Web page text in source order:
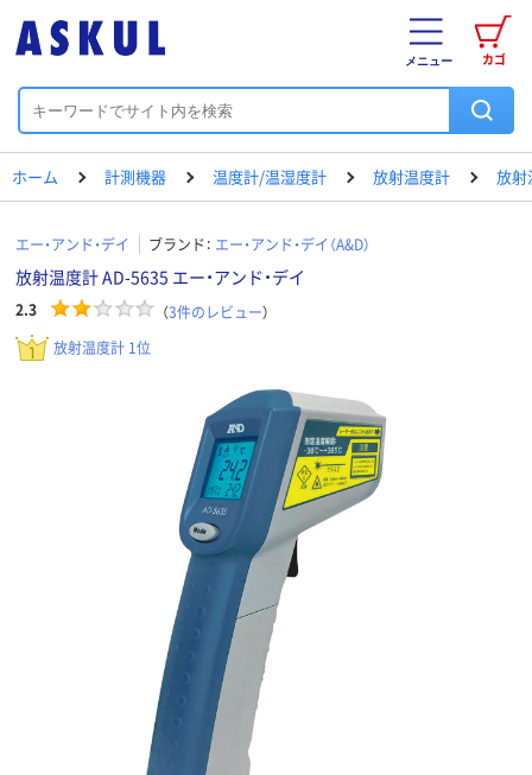
カゴ
メニュー
ホーム 計測機器 温度計/温湿度計 放射温度計 放射
エー・アンド・デイ ブランド： エー・アンド・デイ（A&D）
放射温度計 AD-5635 エー・アンド・デイ
2.3 （3件のレビュー）
放射温度計 1位